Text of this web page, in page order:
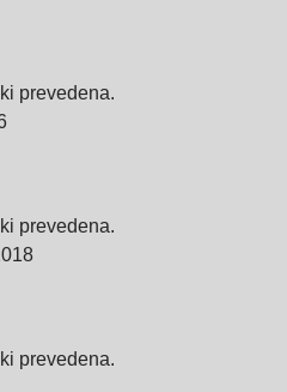
prevedena.
prevedena.
prevedena.